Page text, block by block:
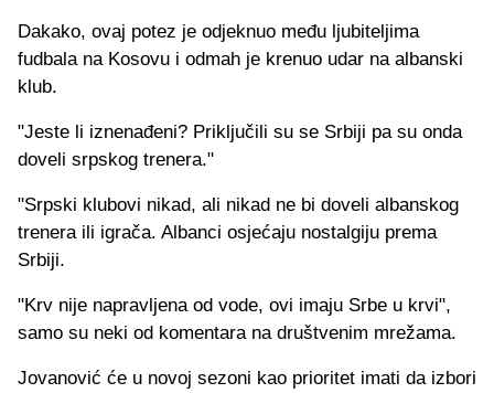
Dakako, ovaj potez je odjeknuo među ljubiteljima
fudbala na Kosovu i odmah je krenuo udar na albanski
klub.
"Jeste li iznenađeni? Priključili su se Srbiji pa su onda
doveli srpskog trenera."
"Srpski klubovi nikad, ali nikad ne bi doveli albanskog
trenera ili igrača. Albanci osjećaju nostalgiju prema
Srbiji.
"Krv nije napravljena od vode, ovi imaju Srbe u krvi",
samo su neki od komentara na društvenim mrežama.
Jovanović će u novoj sezoni kao prioritet imati da izbori